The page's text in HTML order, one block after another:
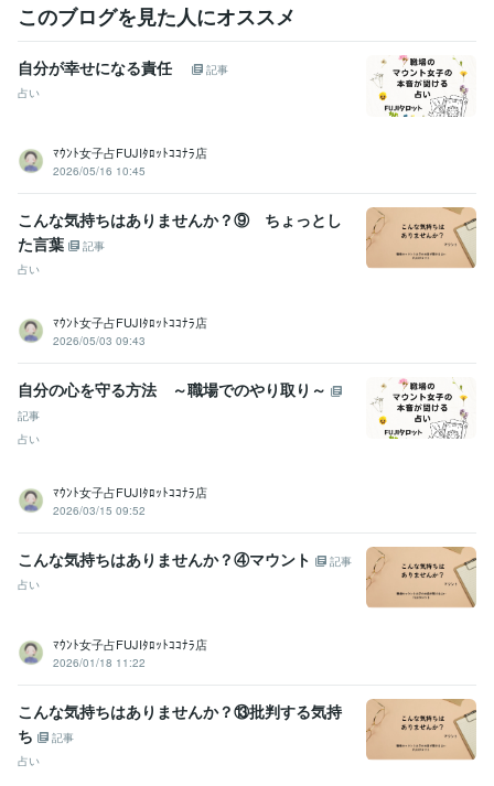
このブログを見た人にオススメ
自分が幸せになる責任
記事
占い
ﾏｳﾝﾄ女子占FUJIﾀﾛｯﾄｺｺﾅﾗ店
2026/05/16 10:45
こんな気持ちはありませんか？⑨ ちょっとし
た言葉
記事
占い
ﾏｳﾝﾄ女子占FUJIﾀﾛｯﾄｺｺﾅﾗ店
2026/05/03 09:43
自分の心を守る方法 ～職場でのやり取り～
記事
占い
ﾏｳﾝﾄ女子占FUJIﾀﾛｯﾄｺｺﾅﾗ店
2026/03/15 09:52
こんな気持ちはありませんか？④マウント
記事
占い
ﾏｳﾝﾄ女子占FUJIﾀﾛｯﾄｺｺﾅﾗ店
2026/01/18 11:22
こんな気持ちはありませんか？⑬批判する気持
ち
記事
占い